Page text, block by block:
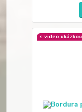
s video ukázkou